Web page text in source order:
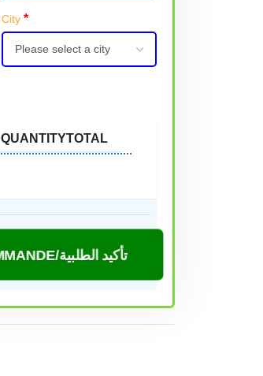
City *
QUANTITYTOTAL
CONFIRMER LA COMMANDE/تأكيد الطلبية